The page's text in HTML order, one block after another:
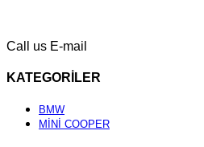
Call us E-mail
KATEGORİLER
BMW
MİNİ COOPER